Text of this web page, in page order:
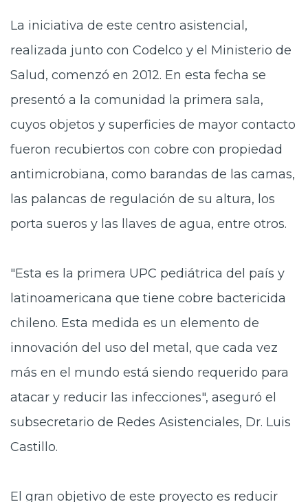
La iniciativa de este centro asistencial,
realizada junto con Codelco y el Ministerio de
Salud, comenzó en 2012. En esta fecha se
presentó a la comunidad la primera sala,
cuyos objetos y superficies de mayor contacto
fueron recubiertos con cobre con propiedad
antimicrobiana, como barandas de las camas,
las palancas de regulación de su altura, los
porta sueros y las llaves de agua, entre otros.
"Esta es la primera UPC pediátrica del país y
latinoamericana que tiene cobre bactericida
chileno. Esta medida es un elemento de
innovación del uso del metal, que cada vez
más en el mundo está siendo requerido para
atacar y reducir las infecciones", aseguró el
subsecretario de Redes Asistenciales, Dr. Luis
Castillo.
El gran objetivo de este proyecto es reducir